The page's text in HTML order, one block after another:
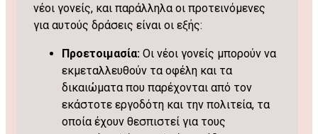
νέοι γονείς, και παράλληλα οι προτεινόμενες
για αυτούς δράσεις είναι οι εξής:
Προετοιμασία:Οι νέοι γονείς μπορούν να
εκμεταλλευθούν τα οφέλη και τα
δικαιώματα που παρέχονται από τον
εκάστοτε εργοδότη και την πολιτεία, τα
οποία έχουν θεσπιστεί για τους